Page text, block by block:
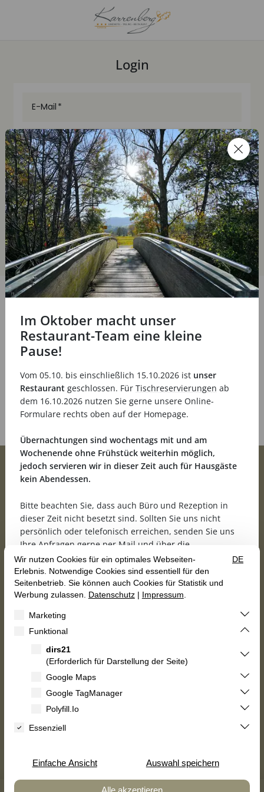
Login
E-Mail
Passwort
Login
Neues Kundenkonto erstellen
Passwort zurücksetzen
Straßheck 3 55481 Kirchberg
06763 93080
info@landhotel-karrenberg.de
Zimmer buchen
© 2026 Landhotel Karrenberg GbR — Site by
Im Oktober macht unser
Restaurant-Team eine kleine
Pause!
Vom 05.10. bis einschließlich 15.10.2026 ist unser
Restaurant geschlossen. Für Tischreservierungen ab
dem 16.10.2026 nutzen Sie gerne unsere Online-
Formulare rechts oben auf der Homepage.
Übernachtungen sind wochentags mit und am
Wochenende ohne Frühstück weiterhin möglich,
jedoch servieren wir in dieser Zeit auch für Hausgäste
kein Abendessen.
Bitte beachten Sie, dass auch Büro und Rezeption in
dieser Zeit nicht besetzt sind. Sollten Sie uns nicht
persönlich oder telefonisch erreichen, senden Sie uns
Ihre Anfragen gerne per Mail und über die
Anfrageformulare unserer Homepage.
Wir freuen uns, Sie ab dem 16.10.2026 wieder bei uns
begrüßen zu dürfen!
Herzliche Grüße
Roberto Olla, Marina Bast
und das gesamte Karrenberg-Team